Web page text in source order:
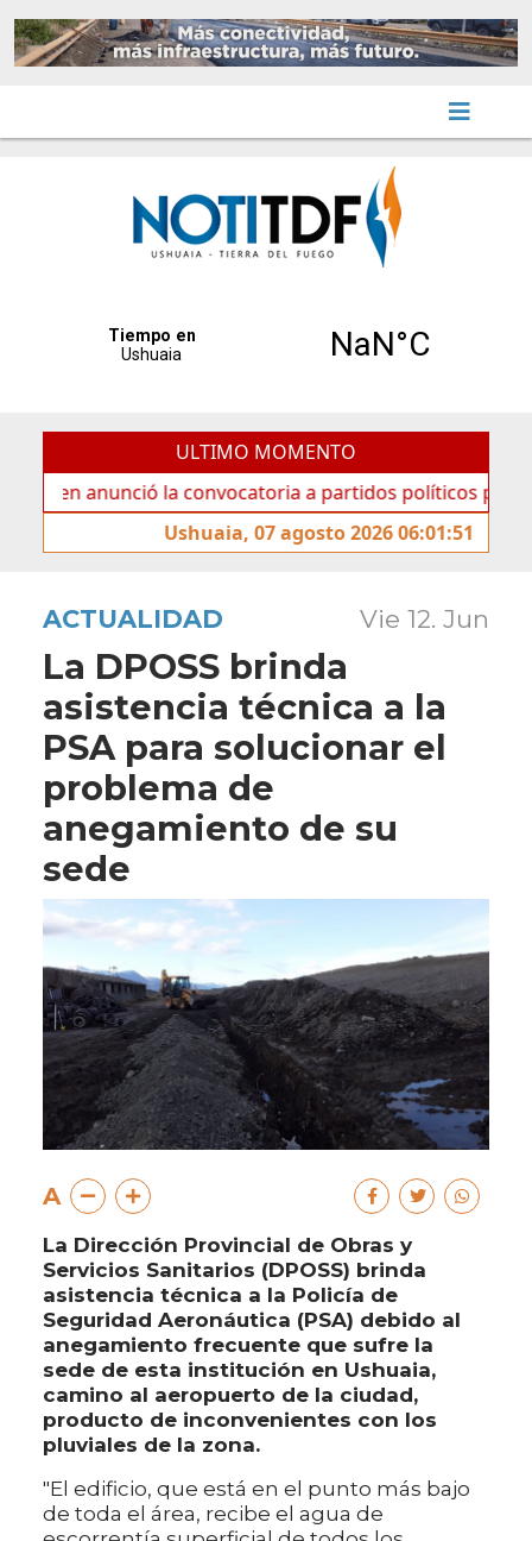
ULTIMO MOMENTO
anunció la convocatoria a partidos políticos por «ficha
Ushuaia, 07 agosto 2026 06:01:51
ACTUALIDAD Vie 12. Jun
La DPOSS brinda
asistencia técnica a la
PSA para solucionar el
problema de
anegamiento de su
sede
A
La Dirección Provincial de Obras y
Servicios Sanitarios (DPOSS) brinda
asistencia técnica a la Policía de
Seguridad Aeronáutica (PSA) debido al
anegamiento frecuente que sufre la
sede de esta institución en Ushuaia,
camino al aeropuerto de la ciudad,
producto de inconvenientes con los
pluviales de la zona.
"El edificio, que está en el punto más bajo
de toda el área, recibe el agua de